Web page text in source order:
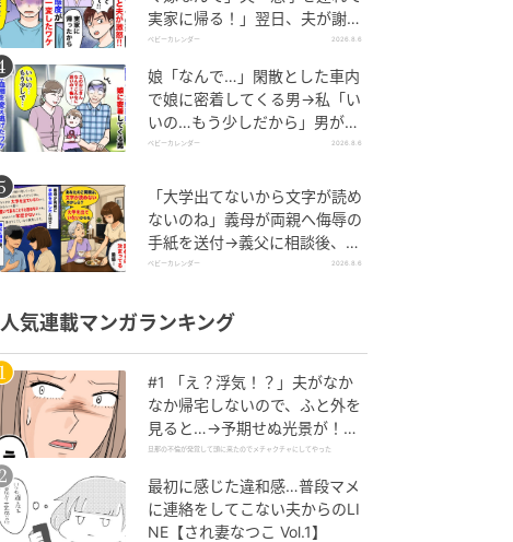
実家に帰る！」翌日、夫が謝罪
してきたワケ
ベビーカレンダー 2026.8.6
娘「なんで…」閑散とした車内
で娘に密着してくる男→私「い
いの…もう少しだから」男が血
相を変え逃げたワケ
ベビーカレンダー 2026.8.6
「大学出てないから文字が読め
ないのね」義母が両親へ侮辱の
手紙を送付→義父に相談後、訪
れた末路とは
ベビーカレンダー 2026.8.6
人気連載マンガランキング
#1 「え？浮気！？」夫がなか
なか帰宅しないので、ふと外を
見ると…→予期せぬ光景が！｜
旦那の不倫が発覚して頭に来た
旦那の不倫が発覚して頭に来たのでメチャクチャにしてやった
最初に感じた違和感…普段マメ
に連絡をしてこない夫からのLI
NE【され妻なつこ Vol.1】